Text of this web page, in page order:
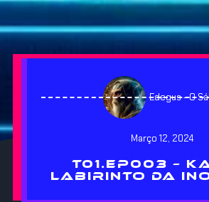
Edegus - O
Março 12, 2024
T01.EP003 –
LABIRINTO DA